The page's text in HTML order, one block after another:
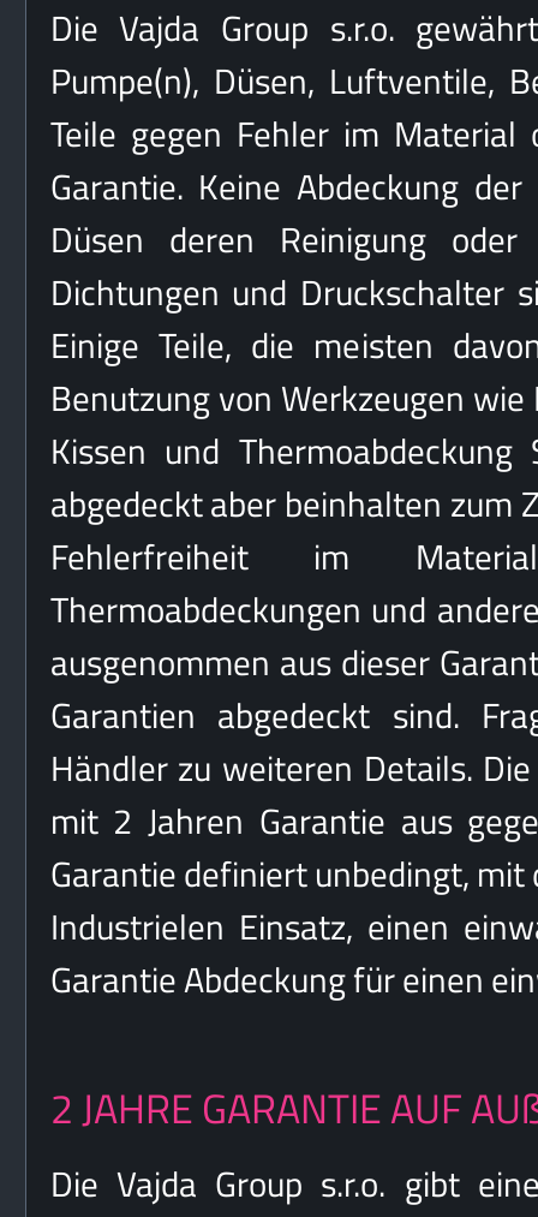
Die Vajda Group s.r.o.
Pumpe(n), Düsen, Luftventile,
Teile gegen Fehler im Material
Garantie. Keine Abdeckung
Düsen deren Reinigung oder
Dichtungen und Druckschalter
Einige Teile, die meisten
Benutzung von Werkzeugen
Kissen und
abgedeckt aber beinhalten zum
Fehlerfreiheit im
Thermoabdeckungen und
ausgenommen aus dieser
Garantien abgedeckt sind.
Händler zu weiteren Details.
mit 2 Jahren Garantie aus
Garantie definiert unbedingt,
Industrielen Einsatz, einen
Garantie Abdeckung für einen
2 JAHRE GARANTIE AUF
Die Vajda Group s.r.o. gibt